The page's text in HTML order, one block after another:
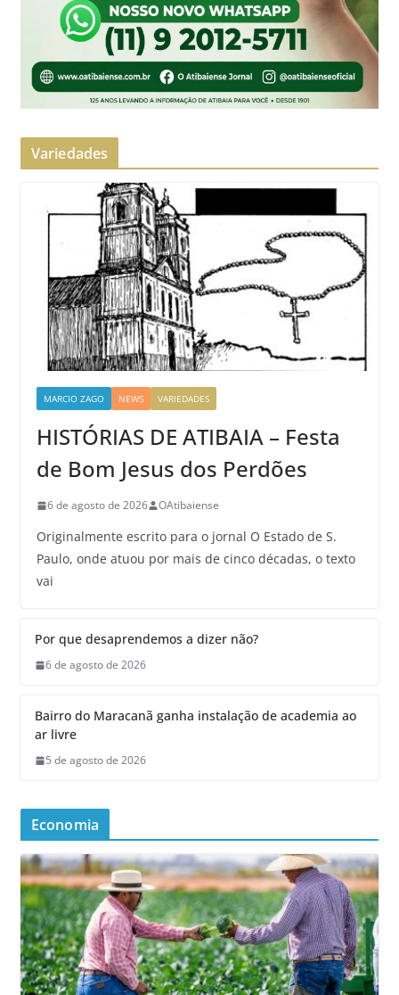
Variedades
MARCIO ZAGO NEWS VARIEDADES
HISTÓRIAS DE ATIBAIA – Festa
de Bom Jesus dos Perdões
6 de agosto de 2026 OAtibaiense
Originalmente escrito para o jornal O Estado de S.
Paulo, onde atuou por mais de cinco décadas, o texto
vai
Por que desaprendemos a dizer não?
6 de agosto de 2026
Bairro do Maracanã ganha instalação de academia ao
ar livre
5 de agosto de 2026
Economia